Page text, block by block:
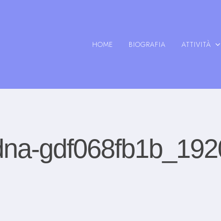
HOME BIOGRAFIA ATTIVITÀ